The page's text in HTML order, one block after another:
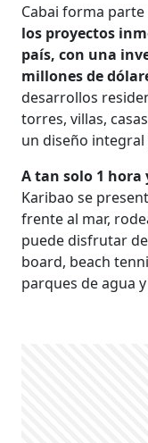
Cabai forma parte
los proyectos
país, con una
millones de
desarrollos
torres, villas,
un diseño integral
A tan solo 1 hora
Karibao se
frente al mar,
puede disfrutar
board, beach
parques de agua